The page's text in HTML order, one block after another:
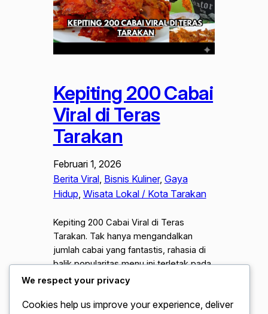
Kepiting 200 Cabai
Viral di Teras
Tarakan
Februari 1, 2026
Berita Viral, Bisnis Kuliner, Gaya
Hidup, Wisata Lokal / Kota Tarakan
Kepiting 200 Cabai Viral di Teras
Tarakan. Tak hanya mengandalkan
jumlah cabai yang fantastis, rahasia di
balik popularitas menu ini terletak pada
teknik pengolahan bumbunya yang
otentik khas pesisir. Perpaduan antara
We respect your privacy
Cookies help us improve your experience, deliver